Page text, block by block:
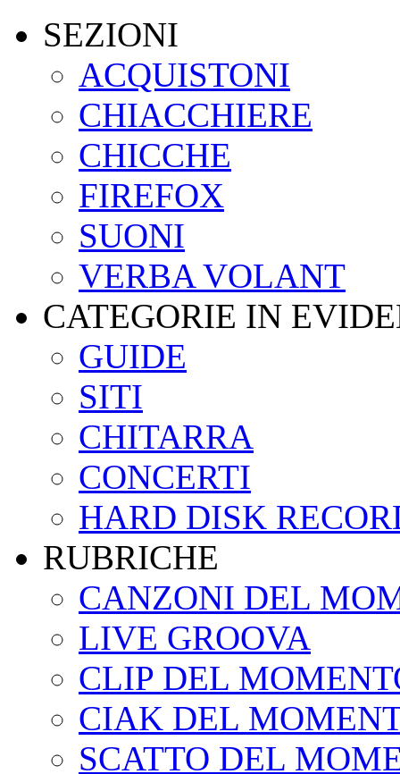
SEZIONI
ACQUISTONI
CHIACCHIERE
CHICCHE
FIREFOX
SUONI
VERBA VOLANT
CATEGORIE IN
GUIDE
SITI
CHITARRA
CONCERTI
HARD DISK
RUBRICHE
CANZONI DEL
LIVE GROOVA
CLIP DEL
CIAK DEL
SCATTO DEL